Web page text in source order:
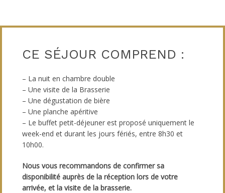
CE SÉJOUR COMPREND :
– La nuit en chambre double
– Une visite de la Brasserie
– Une dégustation de bière
– Une planche apéritive
– Le buffet petit-déjeuner est proposé uniquement le
week-end et durant les jours fériés, entre 8h30 et
10h00.
Nous vous recommandons de confirmer sa
disponibilité auprès de la réception lors de votre
arrivée, et la visite de la brasserie.